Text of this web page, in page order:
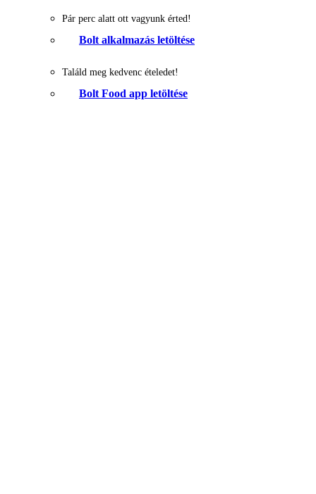
Pár perc alatt ott vagyunk érted!
Bolt alkalmazás letöltése
Találd meg kedvenc ételedet!
Bolt Food app letöltése